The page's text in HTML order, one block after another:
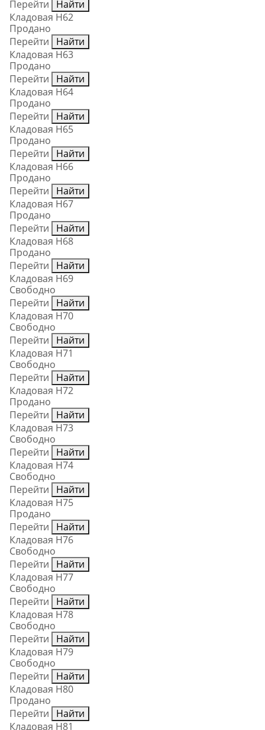
Перейти
Найти
Кладовая Н62
Продано
Перейти
Найти
Кладовая Н63
Продано
Перейти
Найти
Кладовая Н64
Продано
Перейти
Найти
Кладовая Н65
Продано
Перейти
Найти
Кладовая Н66
Продано
Перейти
Найти
Кладовая Н67
Продано
Перейти
Найти
Кладовая Н68
Продано
Перейти
Найти
Кладовая Н69
Свободно
Перейти
Найти
Кладовая Н70
Свободно
Перейти
Найти
Кладовая Н71
Свободно
Перейти
Найти
Кладовая Н72
Продано
Перейти
Найти
Кладовая Н73
Свободно
Перейти
Найти
Кладовая Н74
Свободно
Перейти
Найти
Кладовая Н75
Продано
Перейти
Найти
Кладовая Н76
Свободно
Перейти
Найти
Кладовая Н77
Свободно
Перейти
Найти
Кладовая Н78
Свободно
Перейти
Найти
Кладовая Н79
Свободно
Перейти
Найти
Кладовая Н80
Продано
Перейти
Найти
Кладовая Н81